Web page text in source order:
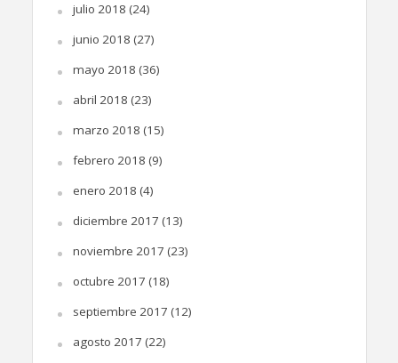
julio 2018 (24)
junio 2018 (27)
mayo 2018 (36)
abril 2018 (23)
marzo 2018 (15)
febrero 2018 (9)
enero 2018 (4)
diciembre 2017 (13)
noviembre 2017 (23)
octubre 2017 (18)
septiembre 2017 (12)
agosto 2017 (22)